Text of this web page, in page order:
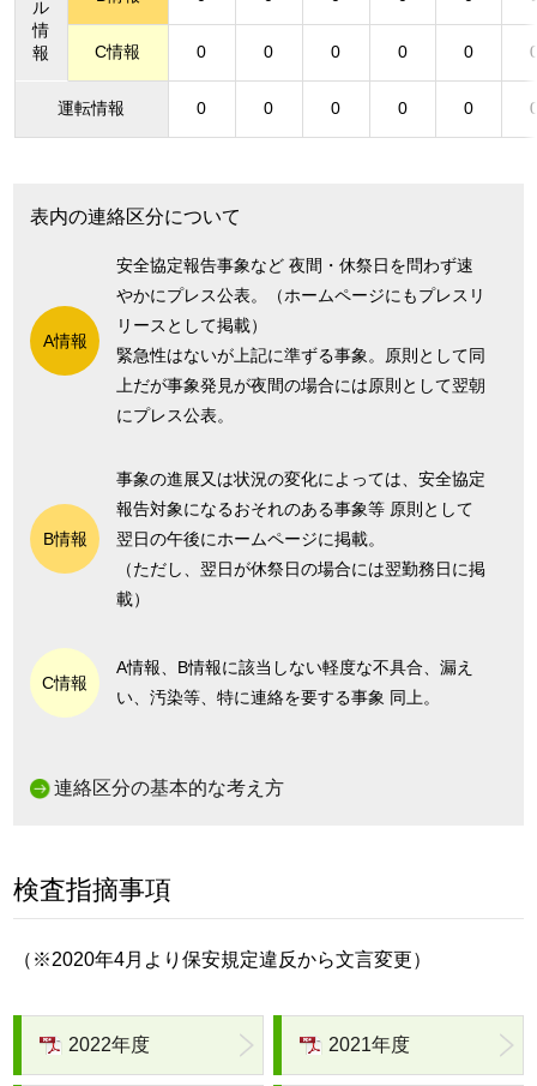
ル
情
報
C情報 0 0 0 0 0
運転情報 0 0 0 0 0
表内の連絡区分について
A情報
安全協定報告事象など 夜間・休祭日を問わず速
やかにプレス公表。（ホームページにもプレスリ
リースとして掲載）
緊急性はないが上記に準ずる事象。原則として同
上だが事象発見が夜間の場合には原則として翌朝
にプレス公表。
B情報
事象の進展又は状況の変化によっては、安全協定
報告対象になるおそれのある事象等 原則として
翌日の午後にホームページに掲載。
（ただし、翌日が休祭日の場合には翌勤務日に掲
載）
C情報
A情報、B情報に該当しない軽度な不具合、漏え
い、汚染等、特に連絡を要する事象 同上。
連絡区分の基本的な考え方
検査指摘事項
（※2020年4月より保安規定違反から文言変更）
2022年度 2021年度